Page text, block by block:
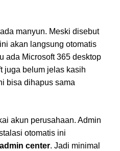
manyun. Meski disebut
akan langsung otomatis
ada Microsoft 365 desktop
juga belum jelas kasih
bisa dihapus sama
akun perusahaan. Admin
otomatis ini
center. Jadi minimal